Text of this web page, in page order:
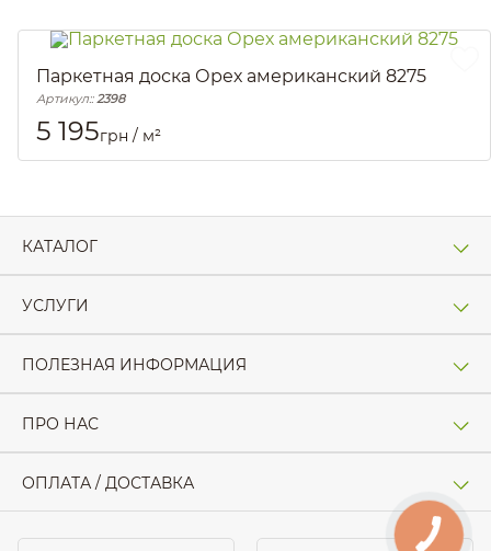
Паркетная доска Орех американский 8275
Артикул:: 2398
5 195грн / м²
КАТАЛОГ
УСЛУГИ
ПОЛЕЗНАЯ ИНФОРМАЦИЯ
ПРО НАС
ОПЛАТА / ДОСТАВКА
КНОПКА
ЗВ'ЯЗКУ